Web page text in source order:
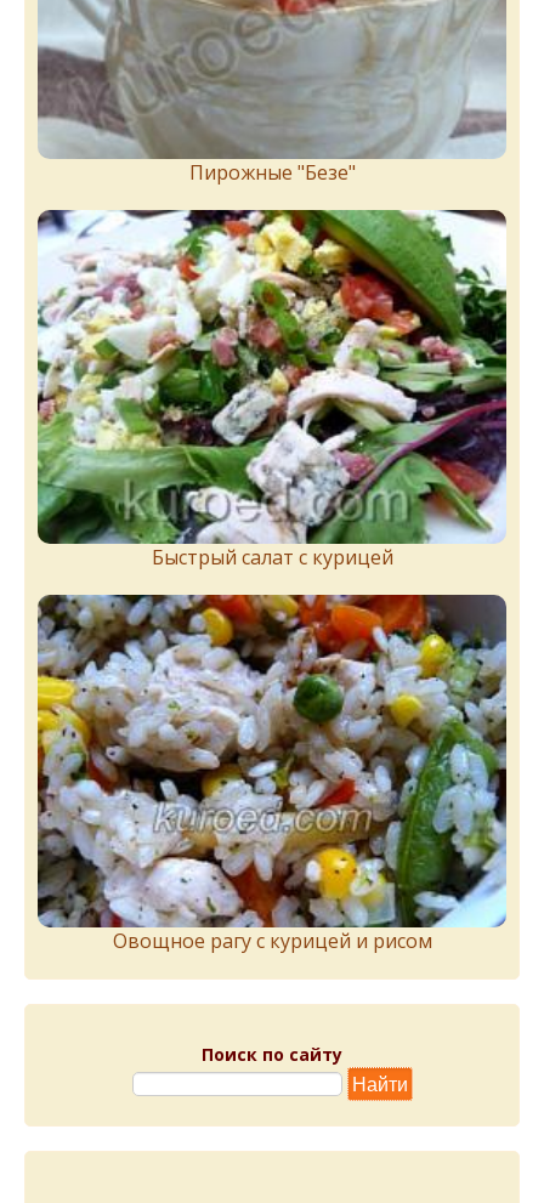
Пирожныe "Бeзe"
Быстрый салат с курицей
Овощное рагу с курицей и рисом
Поиск по сайту